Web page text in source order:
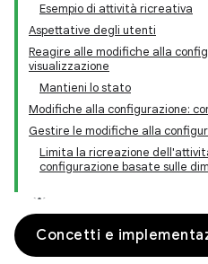
Esempio di attività ricreativa
Aspettative degli utenti
Reagire alle modifiche alla
visualizzazione
Mantieni lo stato
Modifiche alla configurazione:
Gestire le modifiche alla
Limita la ricreazione
configurazione basate sulle